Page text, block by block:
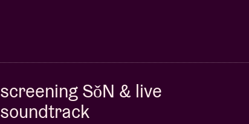
screening SǒN & live
soundtrack